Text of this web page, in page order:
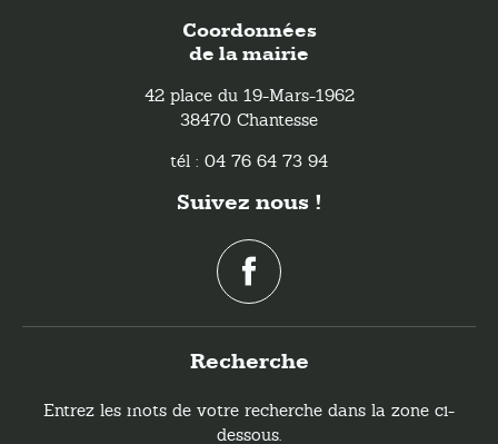
Coordonnées
de la mairie
42 place du 19-Mars-1962
38470 Chantesse
tél : 04 76 64 73 94
Suivez nous !
Recherche
Entrez les mots de votre recherche dans la zone ci-
dessous.